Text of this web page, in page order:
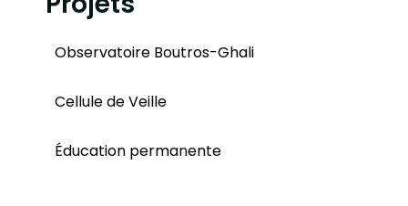
Observatoire Boutros-Ghali
Cellule de Veille
Éducation permanente